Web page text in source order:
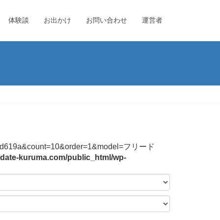
体験談 お出かけ お問い合わせ 運営者
フリード
kuruma.com/public_html/wp-